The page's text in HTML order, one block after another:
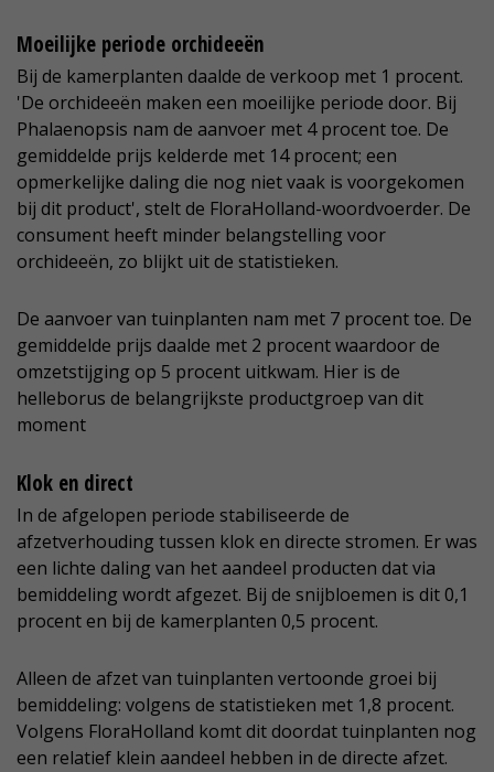
Moeilijke periode orchideeën
Bij de kamerplanten daalde de verkoop met 1 procent.
'De orchideeën maken een moeilijke periode door. Bij
Phalaenopsis nam de aanvoer met 4 procent toe. De
gemiddelde prijs kelderde met 14 procent; een
opmerkelijke daling die nog niet vaak is voorgekomen
bij dit product', stelt de FloraHolland-woordvoerder. De
consument heeft minder belangstelling voor
orchideeën, zo blijkt uit de statistieken.
De aanvoer van tuinplanten nam met 7 procent toe. De
gemiddelde prijs daalde met 2 procent waardoor de
omzetstijging op 5 procent uitkwam. Hier is de
helleborus de belangrijkste productgroep van dit
moment
Klok en direct
In de afgelopen periode stabiliseerde de
afzetverhouding tussen klok en directe stromen. Er was
een lichte daling van het aandeel producten dat via
bemiddeling wordt afgezet. Bij de snijbloemen is dit 0,1
procent en bij de kamerplanten 0,5 procent.
Alleen de afzet van tuinplanten vertoonde groei bij
bemiddeling: volgens de statistieken met 1,8 procent.
Volgens FloraHolland komt dit doordat tuinplanten nog
een relatief klein aandeel hebben in de directe afzet.